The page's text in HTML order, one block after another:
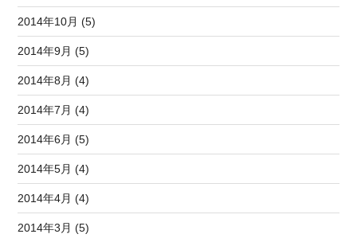
2014年10月 (5)
2014年9月 (5)
2014年8月 (4)
2014年7月 (4)
2014年6月 (5)
2014年5月 (4)
2014年4月 (4)
2014年3月 (5)